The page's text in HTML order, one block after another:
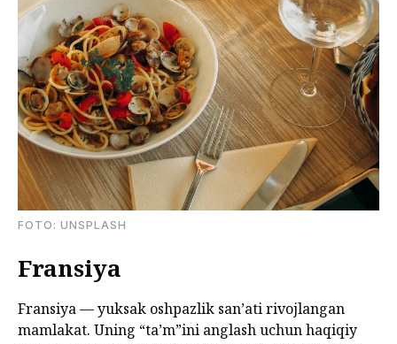
FOTО: UNSPLASH
Fransiya
Fransiya — yuksak oshpazlik sanʼati rivojlangan
mamlakat. Uning “taʼm”ini anglash uchun haqiqiy